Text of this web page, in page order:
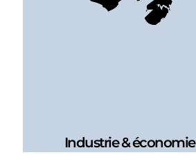
Industrie & économie